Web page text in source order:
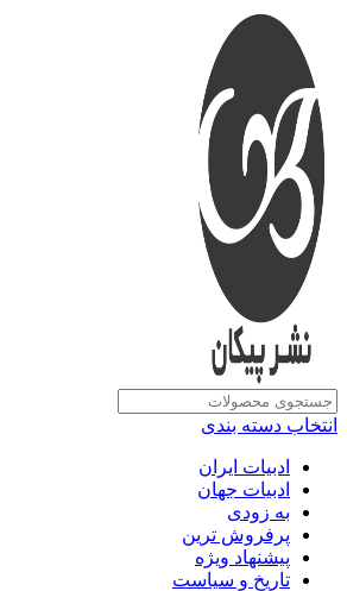
انتخاب دسته بندی
ادبیات ایران
ادبیات جهان
به زودی
پرفروش ترین
پیشنهاد ویژه
تاریخ و سیاست